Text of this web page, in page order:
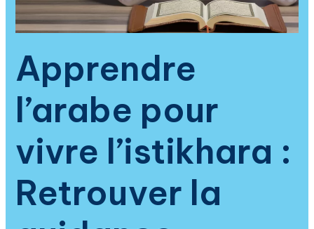
Apprendre
l’arabe pour
vivre l’istikhara :
Retrouver la
la
compréhension
des
invocations
islamiques